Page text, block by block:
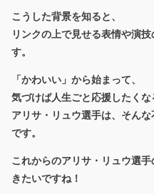
こうした背景を知ると、
リンクの上で見せる表情や演
す。
「かわいい」から始まって、
気づけば人生ごと応援したくな
アリサ・リュウ選手は、そん
です。
これからのアリサ・リュウ選
きたいですね！